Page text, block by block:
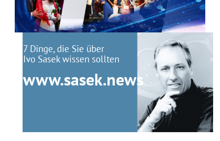
7 Dinge, die Sie über
Ivo Sasek wissen sollten
www.sasek.news